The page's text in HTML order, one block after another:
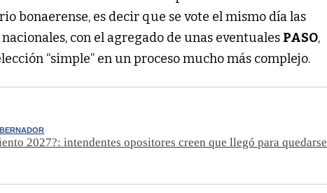
bonaerense, es decir que se vote el mismo día las
con el agregado de unas eventuales PASO,
“simple” en un proceso mucho más complejo.
2027?: intendentes opositores creen que llegó para quedarse